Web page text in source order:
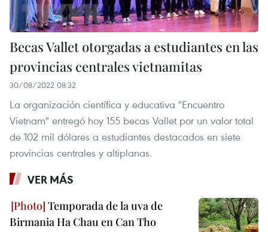
Becas Vallet otorgadas a estudiantes en las
provincias centrales vietnamitas
30/08/2022 08:32
La organización científica y educativa "Encuentro
Vietnam" entregó hoy 155 becas Vallet por un valor total
de 102 mil dólares a estudiantes destacados en siete
provincias centrales y altiplanas.
VER MÁS
Temporada de la uva de
Birmania Ha Chau en Can Tho